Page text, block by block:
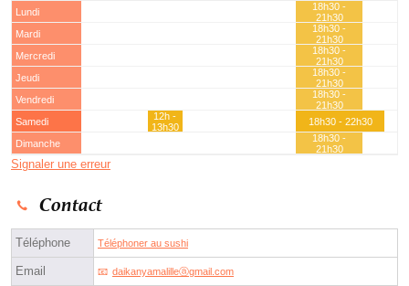
Lundi
18h30 -
21h30
Mardi
18h30 -
21h30
Mercredi
18h30 -
21h30
Jeudi
18h30 -
21h30
Vendredi
18h30 -
21h30
Samedi
12h -
13h30
18h30 - 22h30
Dimanche
18h30 -
21h30
Signaler une erreur
Contact
Téléphone Téléphoner au sushi
Email daikanyamalilleⓐgmail.com